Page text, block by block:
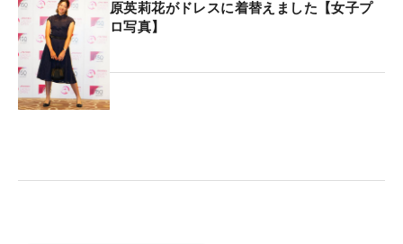
原英莉花がドレスに着替えました【女子プ
ロ写真】